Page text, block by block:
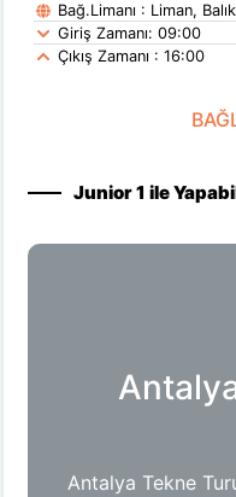
Bağ.Limanı : Liman,
Giriş Zamanı: 09:00
Çıkış Zamanı : 16:00
Junior 1 ile
Antalya Tekne